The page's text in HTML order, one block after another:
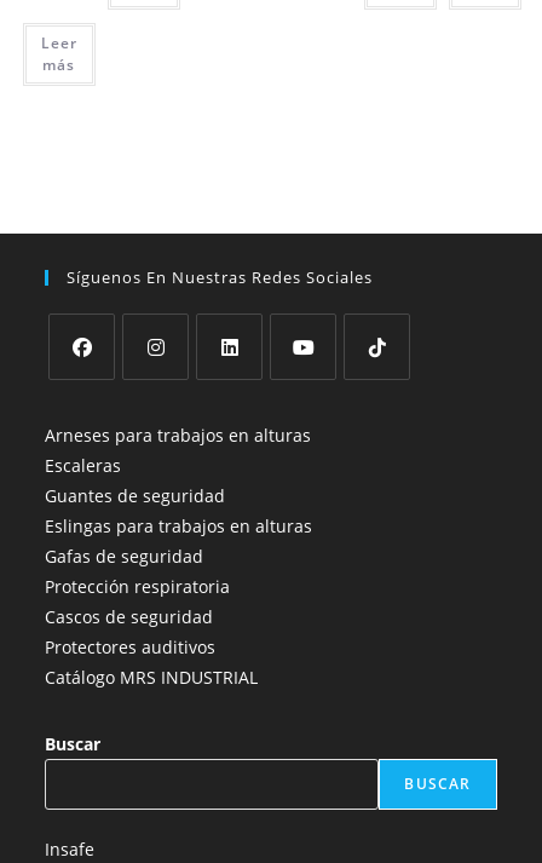
Leer
más
Síguenos En Nuestras Redes Sociales
abre
en
una
nueva
pestaña
abre
una
nueva
pestaña
abre
una
nueva
pestaña
abre
nueva
Arneses para trabajos en alturas
Escaleras
Guantes de seguridad
Eslingas para trabajos en alturas
Gafas de seguridad
Protección respiratoria
Cascos de seguridad
Protectores auditivos
Catálogo MRS INDUSTRIAL
Buscar
BUSCAR
Insafe